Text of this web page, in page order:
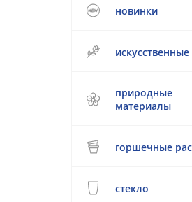
новинки
природные
материалы
горшечные
стекло